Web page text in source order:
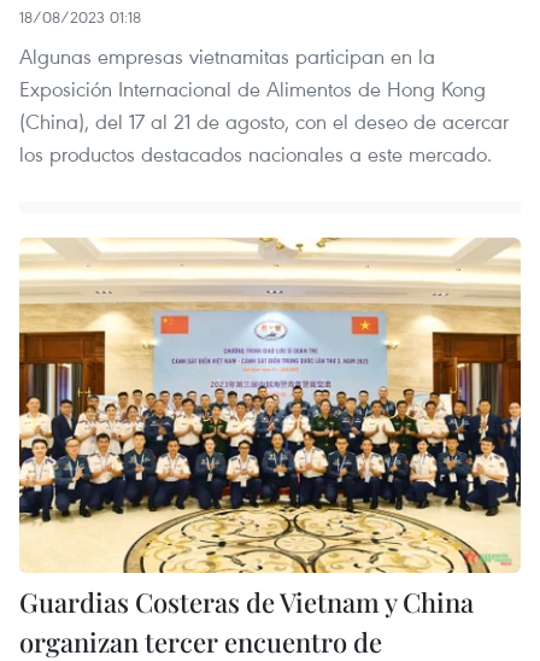
18/08/2023 01:18
Algunas empresas vietnamitas participan en la
Exposición Internacional de Alimentos de Hong Kong
(China), del 17 al 21 de agosto, con el deseo de acercar
los productos destacados nacionales a este mercado.
Guardias Costeras de Vietnam y China
organizan tercer encuentro de